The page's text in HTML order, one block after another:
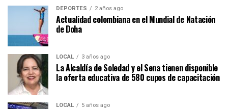
DEPORTES 2 años ago
Actualidad colombiana en el Mundial de Natación
de Doha
LOCAL 3 años ago
La Alcaldía de Soledad y el Sena tienen disponible
la oferta educativa de 580 cupos de capacitación
LOCAL 5 años ago